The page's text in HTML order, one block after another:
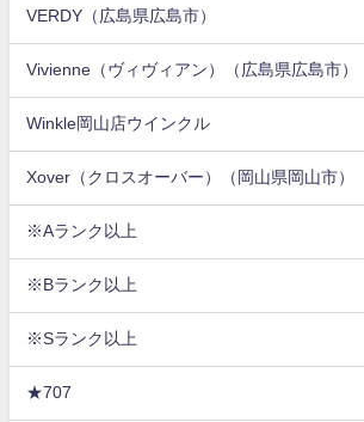
VERDY（広島県広島市）
Vivienne（ヴィヴィアン）（広島県広島市）
Winkle岡山店ウインクル
Xover（クロスオーバー）（岡山県岡山市）
※Aランク以上
※Bランク以上
※Sランク以上
★707